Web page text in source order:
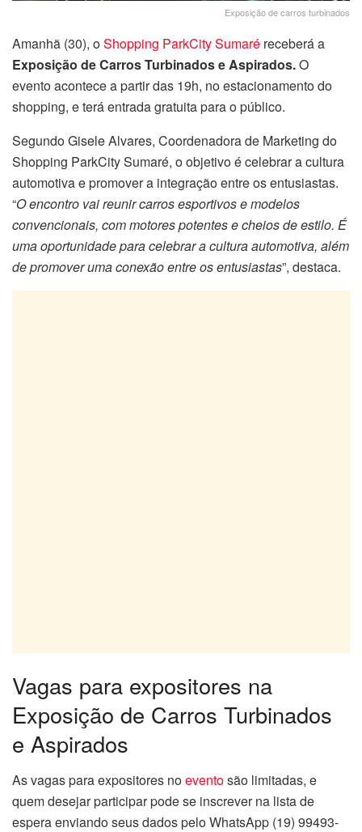
Exposição de carros turbinados
Amanhã (30), oShopping ParkCity Sumaré receberá a
Exposição de Carros Turbinados e Aspirados.O
evento acontece a partir das 19h, no estacionamento do
shopping, e terá entrada gratuita para o público.
Segundo Gisele Alvares, Coordenadora de Marketing do
Shopping ParkCity Sumaré, o objetivo é celebrar a cultura
automotiva e promover a integração entre os entusiastas.
“O encontro vai reunir carros esportivos e modelos
convencionais, com motores potentes e cheios de estilo. É
uma oportunidade para celebrar a cultura automotiva, além
de promover uma conexão entre os entusiastas”, destaca.
Vagas para expositores na
Exposição de Carros Turbinados
e Aspirados
As vagas para expositores noeventosão limitadas, e
quem desejar participar pode se inscrever na lista de
espera enviando seus dados pelo WhatsApp (19) 99493-